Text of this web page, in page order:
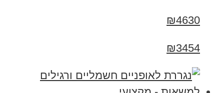
₪4630
₪3454